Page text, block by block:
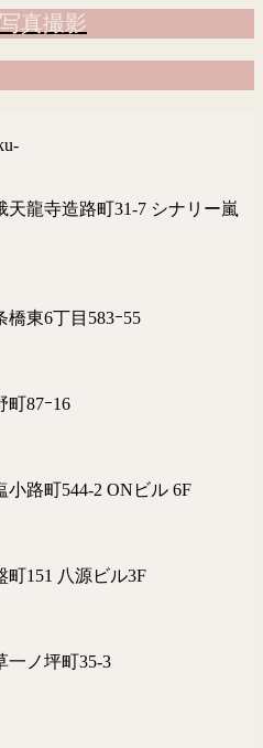
真撮影
天龍寺造路町31-7 シナリー嵐
橋東6丁目583ｰ55
町87ｰ16
小路町544-2 ONビル 6F
町151 八源ビル3F
一ノ坪町35-3